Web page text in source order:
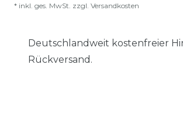
* inkl. ges. MwSt. zzgl. Versandkosten
Deutschlandweit kostenfreier
Rückversand.